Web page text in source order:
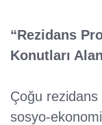
“Rezidans
Konutları
Çoğu
sosyo-